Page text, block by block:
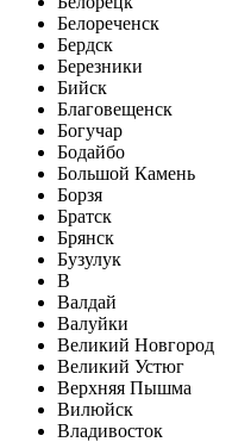
Белореченск
Бердск
Березники
Бийск
Благовещенск
Богучар
Бодайбо
Большой Камень
Борзя
Братск
Брянск
Бузулук
В
Валдай
Валуйки
Великий Новгород
Великий Устюг
Верхняя Пышма
Вилюйск
Владивосток